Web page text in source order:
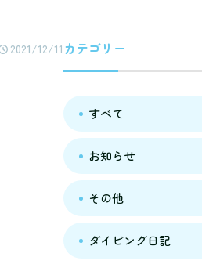
2021/12/11 カテゴリー
すべて
お知らせ
その他
ダイビング日記